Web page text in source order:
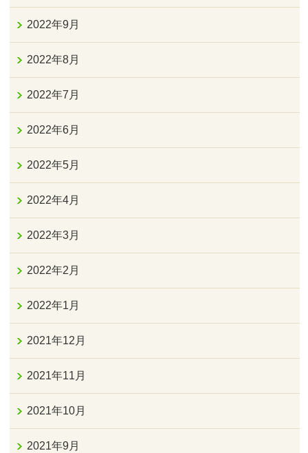
2022年9月
2022年8月
2022年7月
2022年6月
2022年5月
2022年4月
2022年3月
2022年2月
2022年1月
2021年12月
2021年11月
2021年10月
2021年9月